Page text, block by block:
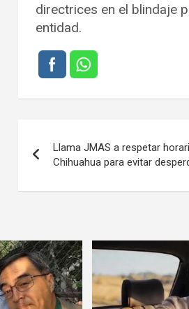
directrices en el blindaje
entidad.
de
entradas
Llama JMAS a respetar
Chihuahua para evitar